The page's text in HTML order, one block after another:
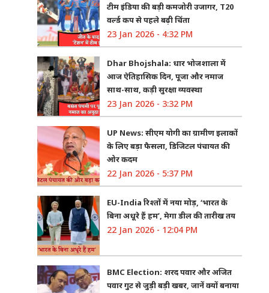
टीम इंडिया की बड़ी कमजोरी उजागर, T20
वर्ल्ड कप से पहले बढ़ी चिंता
23 Jan 2026 - 4:32 PM
Dhar Bhojshala: धार भोजशाला में
आज ऐतिहासिक दिन, पूजा और नमाज
साथ-साथ, कड़ी सुरक्षा व्यवस्था
23 Jan 2026 - 3:32 PM
UP News: सीएम योगी का ग्रामीण इलाकों
के लिए बड़ा फैसला, डिजिटल पंचायत की
ओर कदम
22 Jan 2026 - 5:37 PM
EU-India रिश्तों में नया मोड़, ‘भारत के
बिना अधूरे हैं हम’, मेगा डील की तारीख तय
22 Jan 2026 - 12:04 PM
BMC Election: शरद पवार और अजित
पवार गुट से जुड़ी बड़ी खबर, जानें क्यों बनाया